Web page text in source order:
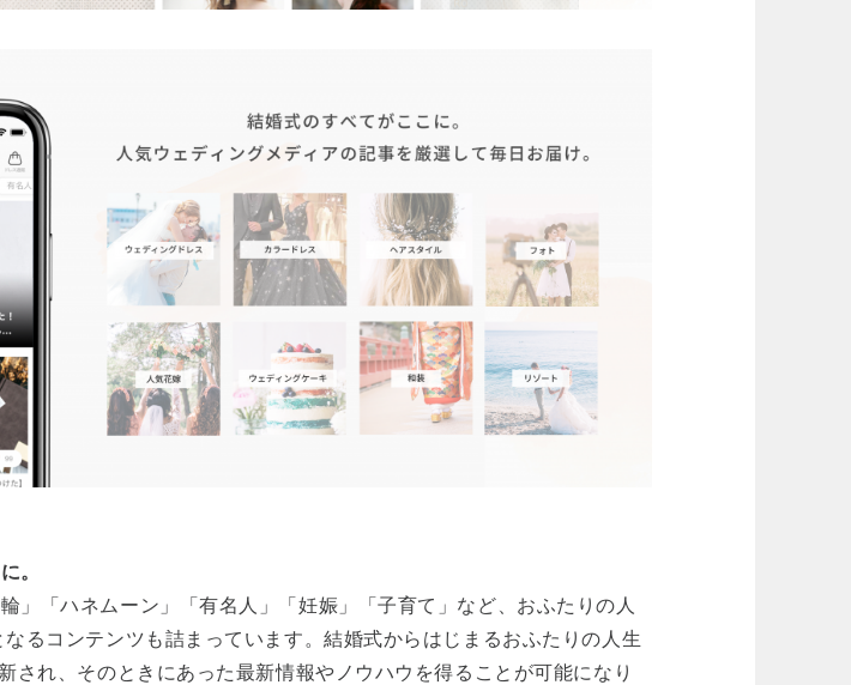
。
」「ハネムーン」「有名人」「妊娠」「子育て」など、おふたりの人
るコンテンツも詰まっています。結婚式からはじまるおふたりの人生
され、そのときにあった最新情報やノウハウを得ることが可能になり